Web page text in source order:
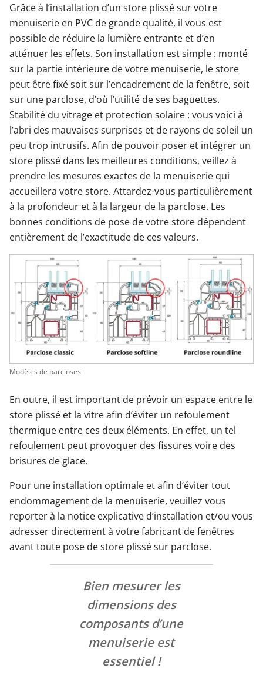
Grâce à l’installation d’un store plissé sur votre
menuiserie en PVC de grande qualité, il vous est
possible de réduire la lumière entrante et d’en
atténuer les effets. Son installation est simple : monté
sur la partie intérieure de votre menuiserie, le store
peut être fixé soit sur l’encadrement de la fenêtre, soit
sur une parclose, d’où l’utilité de ses baguettes.
Stabilité du vitrage et protection solaire : vous voici à
l’abri des mauvaises surprises et de rayons de soleil un
peu trop intrusifs. Afin de pouvoir poser et intégrer un
store plissé dans les meilleures conditions, veillez à
prendre les mesures exactes de la menuiserie qui
accueillera votre store. Attardez-vous particulièrement
à la profondeur et à la largeur de la parclose. Les
bonnes conditions de pose de votre store dépendent
entièrement de l’exactitude de ces valeurs.
Modèles de parcloses
En outre, il est important de prévoir un espace entre le
store plissé et la vitre afin d’éviter un refoulement
thermique entre ces deux éléments. En effet, un tel
refoulement peut provoquer des fissures voire des
brisures de glace.
Pour une installation optimale et afin d’éviter tout
endommagement de la menuiserie, veuillez vous
reporter à la notice explicative d’installation et/ou vous
adresser directement à votre fabricant de fenêtres
avant toute pose de store plissé sur parclose.
Bien mesurer les
dimensions des
composants d’une
menuiserie est
essentiel !